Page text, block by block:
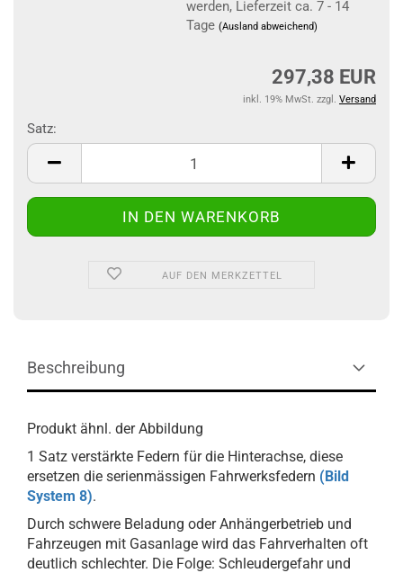
werden, Lieferzeit ca. 7 - 14
Tage (Ausland abweichend)
297,38 EUR
inkl. 19% MwSt. zzgl. Versand
Satz:
Satz
AUF DEN MERKZETTEL
Beschreibung
Produkt ähnl. der Abbildung
1 Satz verstärkte Federn für die Hinterachse, diese
ersetzen die serienmässigen Fahrwerksfedern (Bild
System 8).
Durch schwere Beladung oder Anhängerbetrieb und
Fahrzeugen mit Gasanlage wird das Fahrverhalten oft
deutlich schlechter. Die Folge: Schleudergefahr und